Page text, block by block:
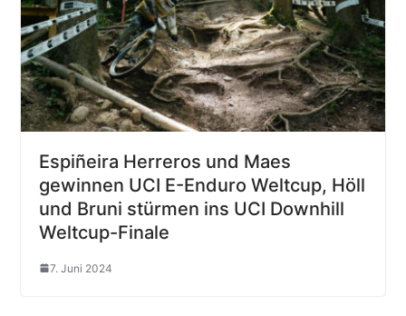
Espiñeira Herreros und Maes
gewinnen UCI E-Enduro Weltcup, Höll
und Bruni stürmen ins UCI Downhill
Weltcup-Finale
7. Juni 2024